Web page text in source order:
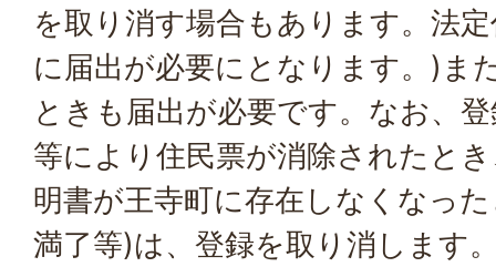
を取り消す場合もあります。法
に届出が必要にとなります。)ま
ときも届出が必要です。なお、
等により住民票が消除されたと
明書が王寺町に存在しなくなっ
満了等)は、登録を取り消します